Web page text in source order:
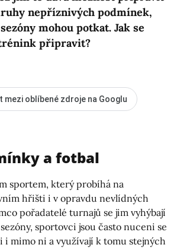
nepříznivých podmínek,
mohou potkat. Jak se
připravit?
mezi oblíbené zdroje na Googlu
a fotbal
sportem, který probíhá na
hřišti i v opravdu nevlídných
pořadatelé turnajů se jim vyhýbají
sportovci jsou často nuceni se
mimo ni a využívají k tomu stejných